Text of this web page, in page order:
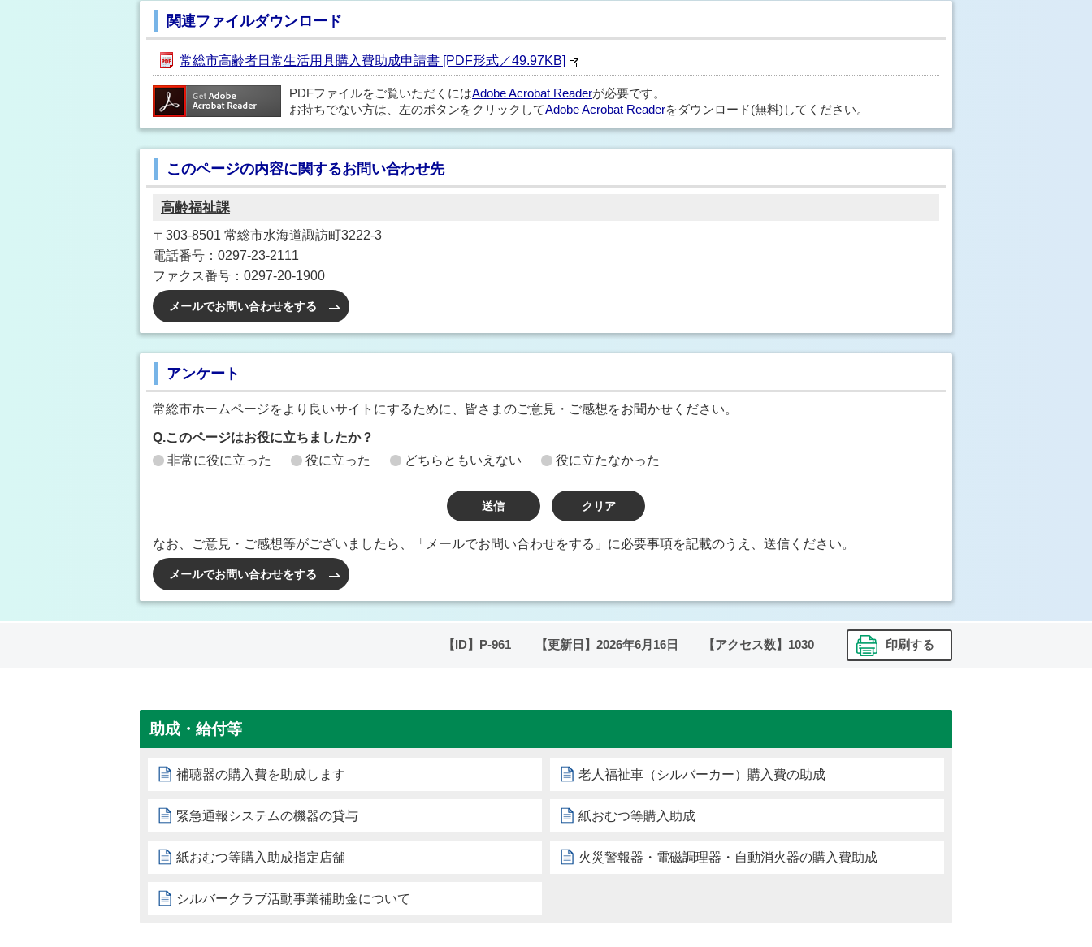
関連ファイルダウンロード
常総市高齢者日常生活用具購入費助成申請書 [PDF形式／49.97KB]
PDFファイルをご覧いただくにはAdobe Acrobat Readerが必要です。
お持ちでない方は、左のボタンをクリックしてAdobe Acrobat Readerをダウンロード(無料)してください。
このページの内容に関するお問い合わせ先
高齢福祉課
〒303-8501 常総市水海道諏訪町3222-3
電話番号：0297-23-2111
ファクス番号：0297-20-1900
メールでお問い合わせをする
アンケート
常総市ホームページをより良いサイトにするために、皆さまのご意見・ご感想をお聞かせください。
Q.このページはお役に立ちましたか？
非常に役に立った
役に立った どちらともいえない 役に立たなかった
なお、ご意見・ご感想等がございましたら、「メールでお問い合わせをする」に必要事項を記載のうえ、送信ください。
メールでお問い合わせをする
【ID】 P-961 【更新日】 2026年6月16日 【アクセス数】 1030 印刷する
助成・給付等
補聴器の購入費を助成します 老人福祉車（シルバーカー）購入費の助成
緊急通報システムの機器の貸与 紙おむつ等購入助成
紙おむつ等購入助成指定店舗 火災警報器・電磁調理器・自動消火器の購入費助成
シルバークラブ活動事業補助金について